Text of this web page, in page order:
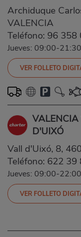
Archiduque
VALENCIA
Teléfono: 96 358
Jueves: 09:00-21:30
VER FOLLETO
D'UIXÓ
Vall d'Uixó, 8,
Teléfono: 622 39
Jueves: 09:00-22:00
VER FOLLETO